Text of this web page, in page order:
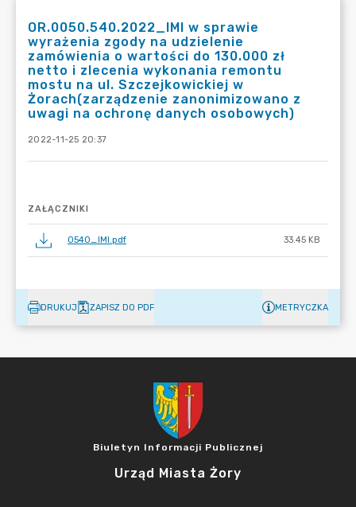
OR.0050.540.2022_IMI w sprawie
wyrażenia zgody na udzielenie
zamówienia o wartości do 130.000 zł
netto i zlecenia wykonania remontu
mostu na ul. Szczejkowickiej w
Żorach(zarządzenie zanonimizowano z
uwagi na ochronę danych osobowych)
2022-11-25 20:37
ZAŁĄCZNIKI
0540_IMI.pdf 33.45 KB
DRUKUJ ZAPISZ DO PDF METRYCZKA
Biuletyn Informacji Publicznej
Urząd Miasta Żory